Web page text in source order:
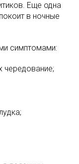
Еще одна
в ночные
симптомами:
чередование;